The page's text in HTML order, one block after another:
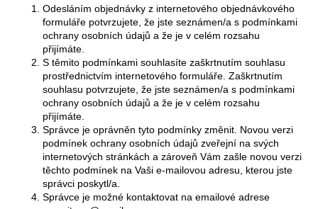
Odesláním objednávky z internetového objednávkového
formuláře potvrzujete, že jste seznámen/a s podmínkami
ochrany osobních údajů a že je v celém rozsahu
přijímáte.
S těmito podmínkami souhlasíte zaškrtnutím souhlasu
prostřednictvím internetového formuláře. Zaškrtnutím
souhlasu potvrzujete, že jste seznámen/a s podmínkami
ochrany osobních údajů a že je v celém rozsahu
přijímáte.
Správce je oprávněn tyto podmínky změnit. Novou verzi
podmínek ochrany osobních údajů zveřejní na svých
internetových stránkách a zároveň Vám zašle novou verzi
těchto podmínek na Vaši e-mailovou adresu, kterou jste
správci poskytl/a.
Správce je možné kontaktovat na emailové adrese